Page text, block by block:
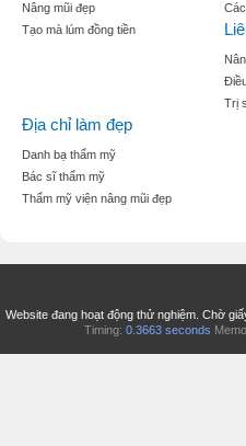
Nâng mũi đẹp
Tạo mà lúm đồng tiền
Trị
Địa chỉ làm đẹp
Danh bạ thẩm mỹ
Bác sĩ thẩm mỹ
Thẩm mỹ viện nâng mũi đẹp
Website đang hoạt động thử nghiệm. Chờ
Timing: 0.3663 seconds